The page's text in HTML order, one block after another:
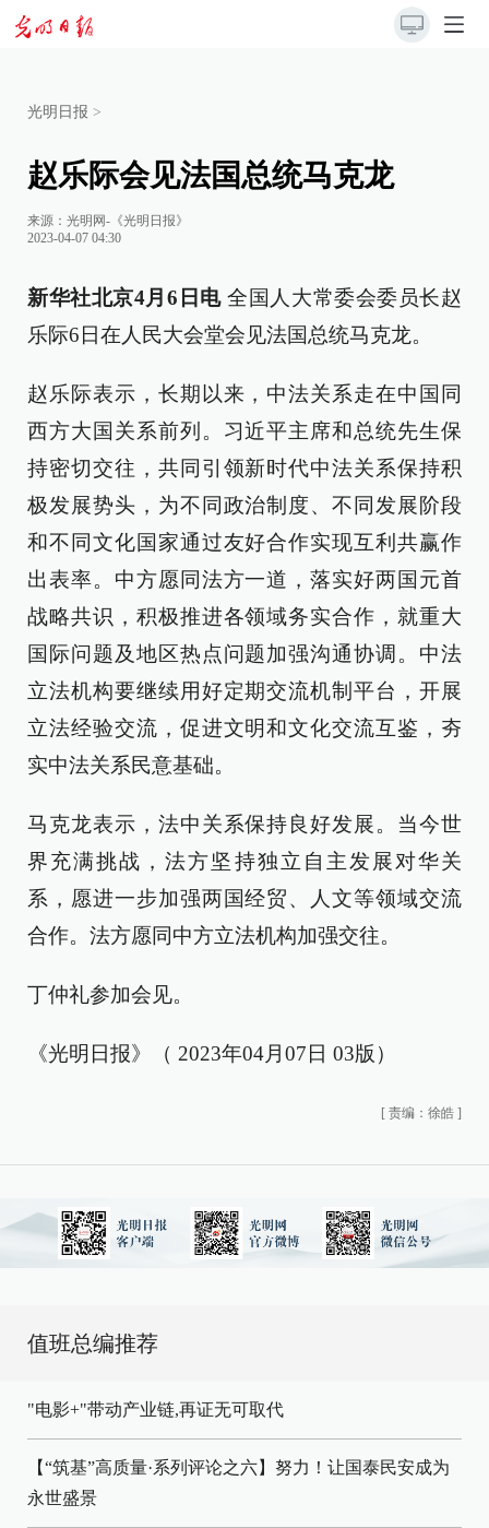
光明日报 >
赵乐际会见法国总统马克龙
来源： 光明网-《光明日报》
2023-04-07 04:30
新华社北京4月6日电全国人大常委会委员长赵
乐际6日在人民大会堂会见法国总统马克龙。
赵乐际表示，长期以来，中法关系走在中国同
西方大国关系前列。习近平主席和总统先生保
持密切交往，共同引领新时代中法关系保持积
极发展势头，为不同政治制度、不同发展阶段
和不同文化国家通过友好合作实现互利共赢作
出表率。中方愿同法方一道，落实好两国元首
战略共识，积极推进各领域务实合作，就重大
国际问题及地区热点问题加强沟通协调。中法
立法机构要继续用好定期交流机制平台，开展
立法经验交流，促进文明和文化交流互鉴，夯
实中法关系民意基础。
马克龙表示，法中关系保持良好发展。当今世
界充满挑战，法方坚持独立自主发展对华关
系，愿进一步加强两国经贸、人文等领域交流
合作。法方愿同中方立法机构加强交往。
丁仲礼参加会见。
《光明日报》（ 2023年04月07日 03版）
[ 责编：徐皓 ]
值班总编推荐
"电影+"带动产业链,再证无可取代
【“筑基”高质量·系列评论之六】努力！让国泰民安成为
永世盛景